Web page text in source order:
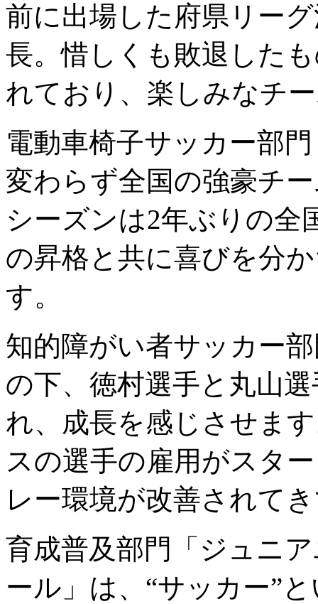
前に出場した府県リー
長。惜しくも敗退した
れており、楽しみなチ
電動車椅子サッカー部
変わらず全国の強豪チ
シーズンは2年ぶりの全
の昇格と共に喜びを分
す。
知的障がい者サッカー
の下、徳村選手と丸山
れ、成長を感じさせま
スの選手の雇用がスタ
レー環境が改善されて
育成普及部門「ジュニ
ール」は、“サッカー”